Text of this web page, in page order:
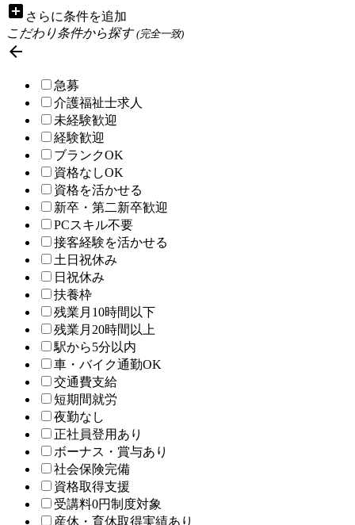
add_box さらに条件を追加
こだわり条件から探す(完全一致)

急募
介護福祉士求人
未経験歓迎
経験歓迎
ブランクOK
資格なしOK
資格を活かせる
新卒・第二新卒歓迎
PCスキル不要
接客経験を活かせる
土日祝休み
日祝休み
扶養枠
残業月10時間以下
残業月20時間以上
駅から5分以内
車・バイク通勤OK
交通費支給
短期間就労
夜勤なし
正社員登用あり
ボーナス・賞与あり
社会保険完備
資格取得支援
受講料0円制度対象
産休・育休取得実績あり